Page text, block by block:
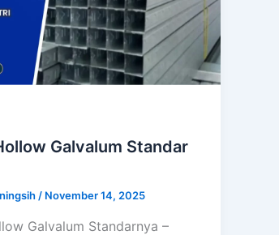
Galvalum Standar
/ November 14, 2025
Galvalum Standarnya –